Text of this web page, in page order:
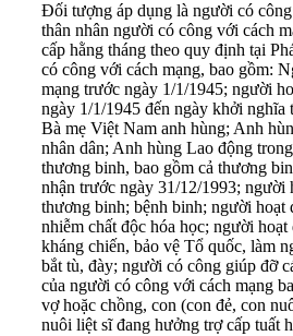
Đối tượng áp dụng là người có
thân nhân người có công với cách
cấp hằng tháng theo quy định tại
có công với cách mạng, bao gồm:
mạng trước ngày 1/1/1945; người
ngày 1/1/1945 đến ngày khởi nghĩa
Bà mẹ Việt Nam anh hùng; Anh
nhân dân; Anh hùng Lao động
thương binh, bao gồm cả thương
nhận trước ngày 31/12/1993; người
thương binh; bệnh binh; người hoạt
nhiễm chất độc hóa học; người hoạt
kháng chiến, bảo vệ Tổ quốc, làm
bắt tù, đày; người có công giúp đỡ
của người có công với cách mạng
vợ hoặc chồng, con (con đẻ, con
nuôi liệt sĩ đang hưởng trợ cấp tuất